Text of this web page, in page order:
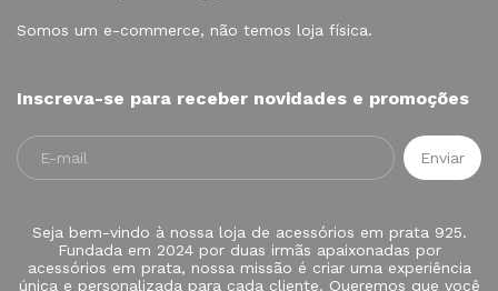
Somos um e-commerce, não temos loja física.
Inscreva-se para receber novidades e promoções
Seja bem-vindo à nossa loja de acessórios em prata 925.
Fundada em 2024 por duas irmãs apaixonadas por
acessórios em prata, nossa missão é criar uma experiência
única e personalizada para cada cliente. Queremos que você